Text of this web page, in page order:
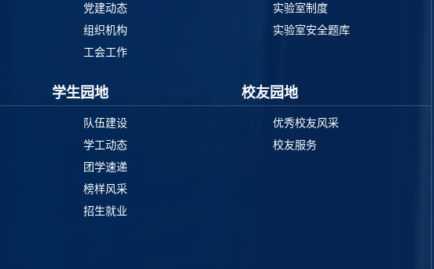
党建动态
组织机构
工会工作
实验室制度
实验室安全题库
学生园地
队伍建设
学工动态
团学速递
榜样风采
招生就业
校友园地
优秀校友风采
校友服务